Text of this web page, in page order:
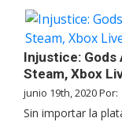
Injustice: Gods
Steam, Xbox
junio 19th, 2020 Por:
Sin importar la